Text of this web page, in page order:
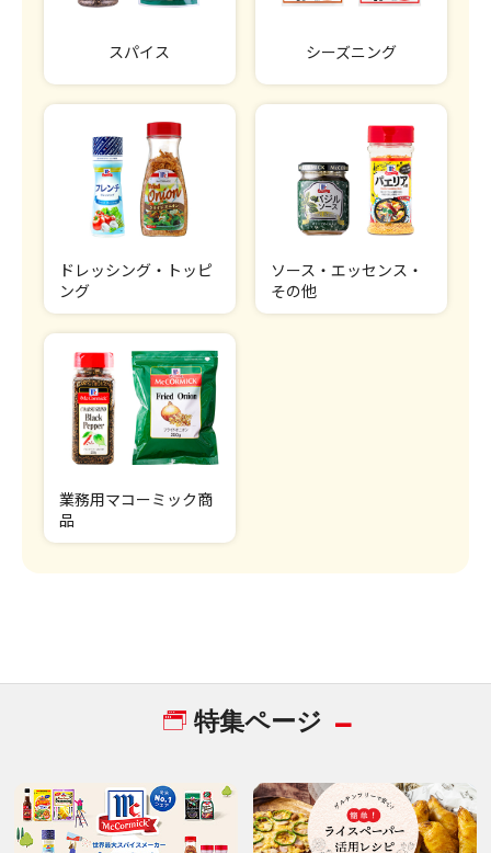
スパイス シーズニング
ドレッシング・トッピ
ング
ソース・エッセンス・
その他
業務用マコーミック商
品
特集ページ